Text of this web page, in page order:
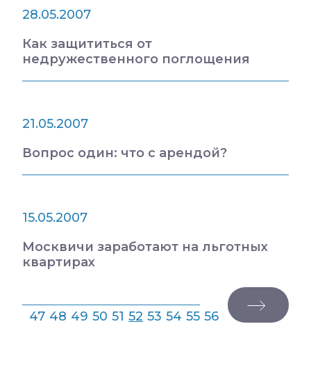
28.05.2007
Как защититься от
недружественного поглощения
21.05.2007
Вопрос один: что с арендой?
15.05.2007
Москвичи заработают на льготных
квартирах
47 48 49 50 51 52 53 54 55 56